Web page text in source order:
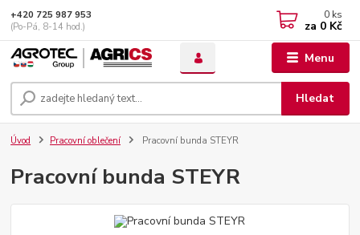
Menu
Hledat
+420 725 987 953
(Po-Pá, 8-14 hod.)
0 ks
za 0 Kč
Úvod Pracovní oblečení Pracovní bunda STEYR
Pracovní bunda STEYR